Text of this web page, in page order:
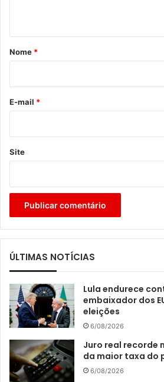
r
*
Nome *
E-mail *
Site
ÚLTIMAS NOTÍCIAS
Lula endurece
embaixador dos
eleições
6/08/2026
Juro real recorde
da maior taxa do
6/08/2026